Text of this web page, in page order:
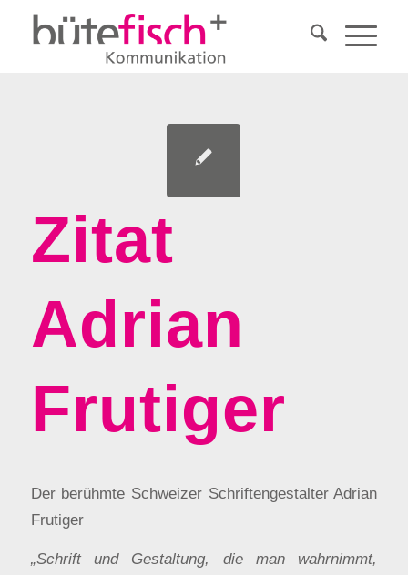
Zitat
Adrian
Frutiger
Der berühmte Schweizer Schriftengestalter Adrian
Frutiger
„Schrift und Gestaltung, die man wahrnimmt,